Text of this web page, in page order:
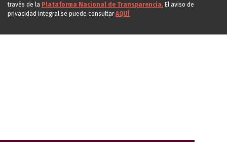
través de la Plataforma Nacional de Transparencia. El aviso de
privacidad integral se puede consultarAQUÍ